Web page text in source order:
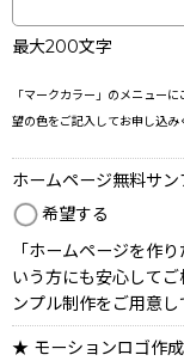
最大200文字
「マークカラー」のメニュー
望の色をご記入してお申し込み
ホームページ無料サ
希望する
「ホームページを作
いう方にも安心して
ンプル制作をご用意し
★ モーションロゴ作成